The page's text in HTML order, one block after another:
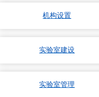
机构设置
实验室建设
实验室管理